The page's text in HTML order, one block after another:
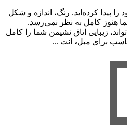
پیدا کرده‌اید. رنگ، اندازه و شکل
هنوز کامل به نظر نمی‌رسد.
زیبایی اتاق نشیمن شما را کامل
برای مبل، انت ...